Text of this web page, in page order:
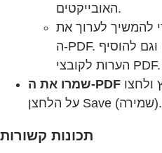
האובייקטים.
להמשיך לערוך את
ה-PDF. אפשר להוסיף סימן מים וגם להוסיף
הערות לקובצי PDF.
ולחצו
תכונות קשורות